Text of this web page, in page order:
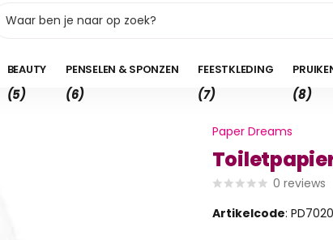
0,00
BEAUTY
(5)
PENSELEN & SPONZEN
(6)
FEESTKLEDING
(7) (8)
Paper Dreams
0 reviews
Artikelcode: